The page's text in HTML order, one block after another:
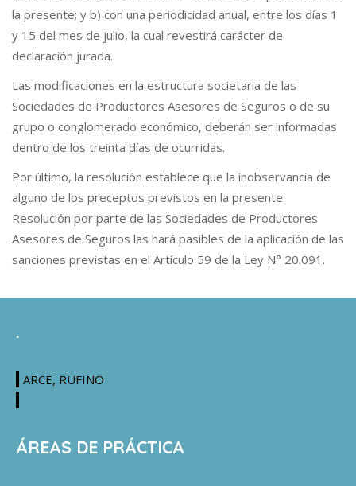
la presente; y b) con una periodicidad anual, entre los días 1
y 15 del mes de julio, la cual revestirá carácter de
declaración jurada.
Las modificaciones en la estructura societaria de las
Sociedades de Productores Asesores de Seguros o de su
grupo o conglomerado económico, deberán ser informadas
dentro de los treinta días de ocurridas.
Por último, la resolución establece que la inobservancia de
alguno de los preceptos previstos en la presente
Resolución por parte de las Sociedades de Productores
Asesores de Seguros las hará pasibles de la aplicación de las
sanciones previstas en el Artículo 59 de la Ley N° 20.091.
.
ARCE, RUFINO
ÁREAS DE PRÁCTICA